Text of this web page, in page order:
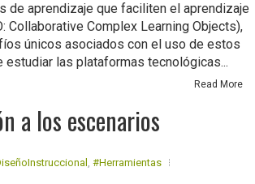
de aprendizaje que faciliten el aprendizaje
Collaborative Complex Learning Objects),
únicos asociados con el uso de estos
estudiar las plataformas tecnológicas...
Read More
a los escenarios
, #Herramientas